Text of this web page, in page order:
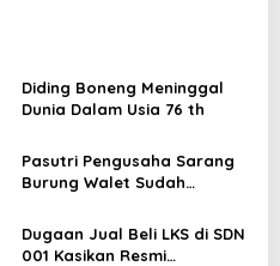
Diding Boneng Meninggal
Dunia Dalam Usia 76 th
Pasutri Pengusaha Sarang
Burung Walet Sudah
Pelapor Desak Polda Jambi
Segera Lakukan Penahanan
Dugaan Jual Beli LKS di SDN
001 Kasikan Resmi